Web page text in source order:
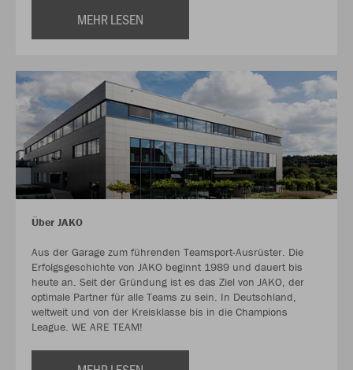
MEHR LESEN
Über JAKO
Aus der Garage zum führenden Teamsport-Ausrüster. Die
Erfolgsgeschichte von JAKO beginnt 1989 und dauert bis
heute an. Seit der Gründung ist es das Ziel von JAKO, der
optimale Partner für alle Teams zu sein. In Deutschland,
weltweit und von der Kreisklasse bis in die Champions
League. WE ARE TEAM!